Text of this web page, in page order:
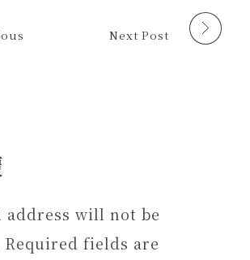
Next Post
address will not be
fields are